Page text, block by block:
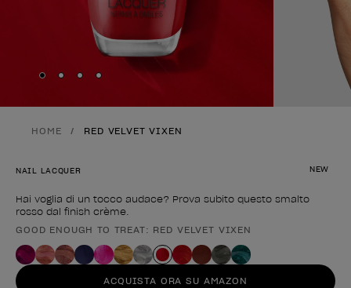
Skip to slide
Skip to slide
Skip to slide
Skip to slide
HOME RED VELVET VIXEN
NEW
NAIL LACQUER
Hai voglia di un tocco audace? Prova subito questo smalto
rosso dal finish crème.
Forma del prodotto
GOOD ENOUGH TO TREAT: RED VELVET VIXEN
ACQUISTA ORA SU AMAZON